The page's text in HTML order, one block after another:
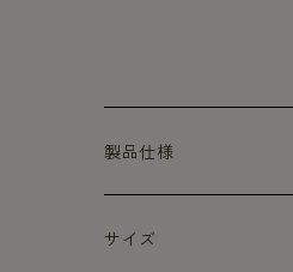
製品仕様
サイズ